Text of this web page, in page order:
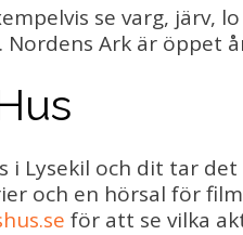
se varg, järv,
Nordens Ark är öppet
i Lysekil och dit tar
och en hörsal för
för att se vilka